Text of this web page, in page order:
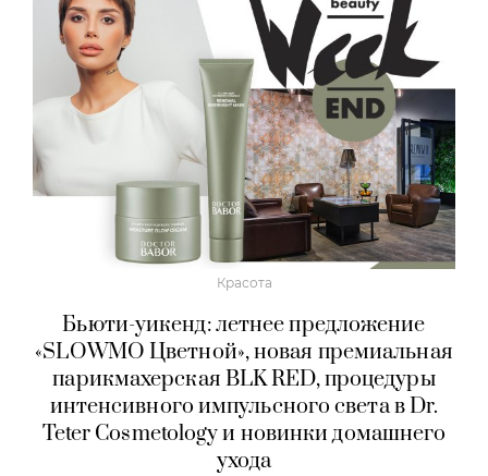
Красота
Бьюти-уикенд: летнее предложение
«SLOWMO Цветной», новая премиальная
парикмахерская BLK RED, процедуры
интенсивного импульсного света в Dr.
Teter Cosmetology и новинки домашнего
ухода